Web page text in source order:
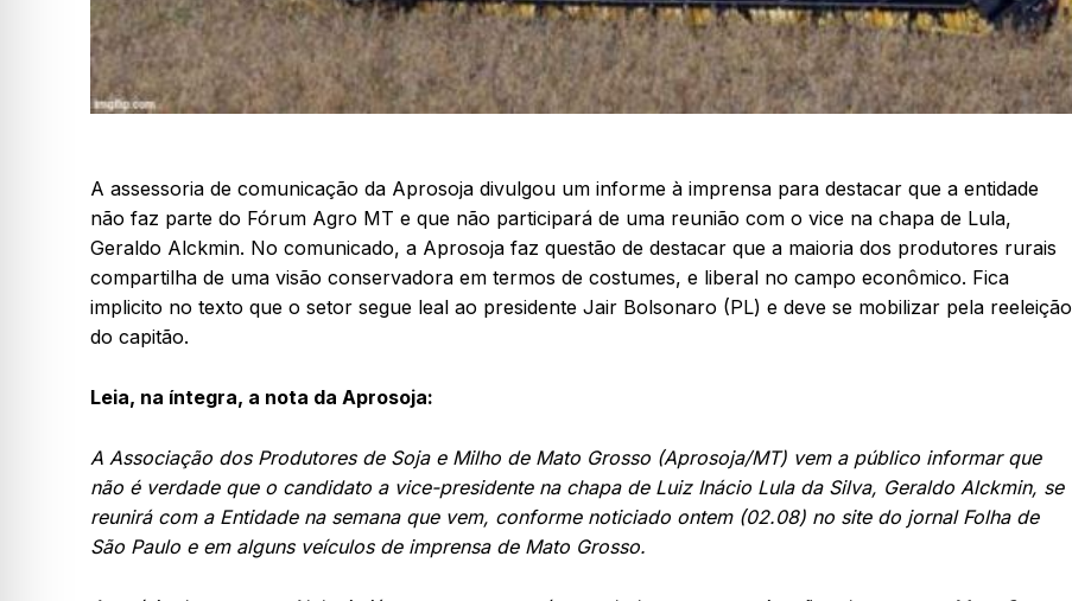
A assessoria de comunicação da Aprosoja divulgou um informe à imprensa para destacar que a entidade
não faz parte do Fórum Agro MT e que não participará de uma reunião com o vice na chapa de Lula,
Geraldo Alckmin. No comunicado, a Aprosoja faz questão de destacar que a maioria dos produtores rurais
compartilha de uma visão conservadora em termos de costumes, e liberal no campo econômico. Fica
implicito no texto que o setor segue leal ao presidente Jair Bolsonaro (PL) e deve se mobilizar pela reeleição
do capitão.
Leia, na íntegra, a nota da Aprosoja:
A Associação dos Produtores de Soja e Milho de Mato Grosso (Aprosoja/MT) vem a público informar que
não é verdade que o candidato a vice-presidente na chapa de Luiz Inácio Lula da Silva, Geraldo Alckmin, se
reunirá com a Entidade na semana que vem, conforme noticiado ontem (02.08) no site do jornal Folha de
São Paulo e em alguns veículos de imprensa de Mato Grosso.